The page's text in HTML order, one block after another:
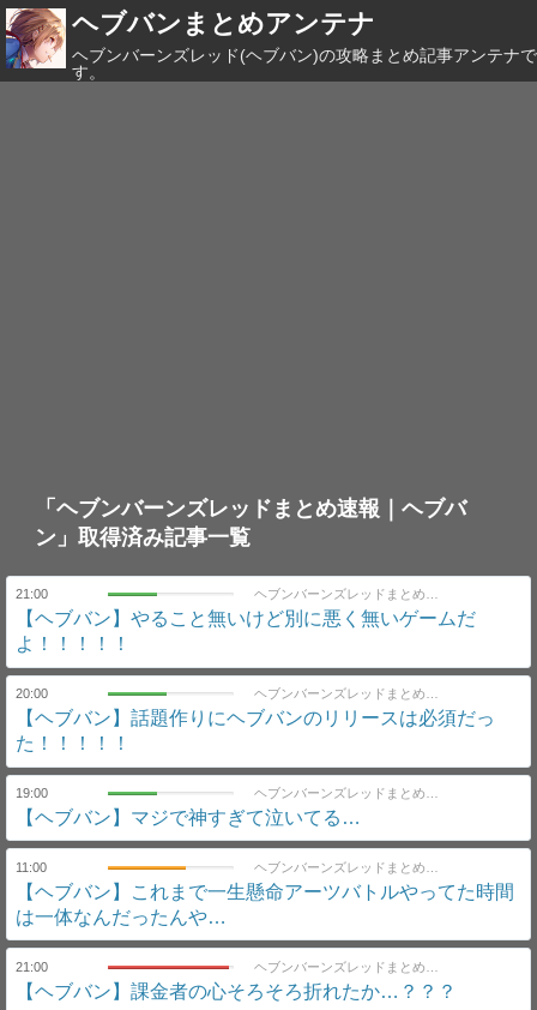
ヘブバンまとめアンテナ
ヘブンバーンズレッド(ヘブバン)の攻略まとめ記事アンテナで
す。
「ヘブンバーンズレッドまとめ速報｜ヘブバ
ン」取得済み記事一覧
21:00
【ヘブバン】やること無いけど別に悪く無いゲームだ
よ！！！！！
20:00
【ヘブバン】話題作りにヘブバンのリリースは必須だっ
た！！！！！
19:00
【ヘブバン】マジで神すぎて泣いてる…
11:00
【ヘブバン】これまで一生懸命アーツバトルやってた時間
は一体なんだったんや…
21:00
【ヘブバン】課金者の心そろそろ折れたか…？？？